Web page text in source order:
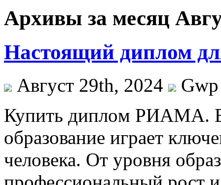
Архивы за месяц
Настоящий диплом
Август 29th, 2024
Gwp
Купить диплoм РИAМA.
образование играет
человека. От уровня